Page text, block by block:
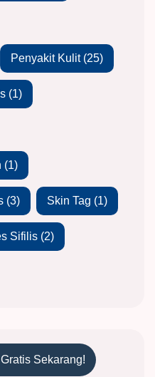
Penyakit Kulit(25)
(1)
(1)
(3) Skin Tag (1)
Sifilis (2)
Sekarang!